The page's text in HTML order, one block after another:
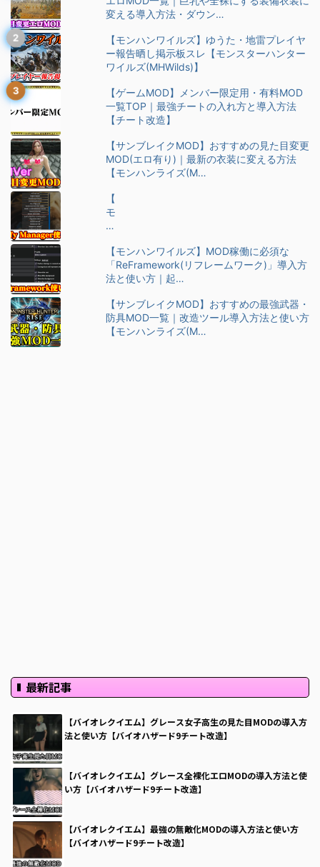
変える導入方法・ダウン…
【モンハンワイルズ】ゆうた・地雷プレイヤ
ー報告晒し掲示板スレ【モンスターハンター
ワイルズ(MHWilds)】
【ゲームMOD】メンバー限定用・有料MOD
一覧TOP｜最強チートの入れ方と導入方法
【チート改造】
【サンブレイクMOD】おすすめの見た目変更
MOD(エロ有り)｜最新の衣装に変える方法
【モンハンライズ(M…
【
モ
ン
ン
ワ
イ
ズ
】
M
【モンハンワイルズ】MOD稼働に必須な
「ReFramework(リフレームワーク)」導入方
法と使い方｜起…
【サンブレイクMOD】おすすめの最強武器・
防具MOD一覧｜改造ツール導入方法と使い方
【モンハンライズ(M…
最新記事
【バイオレクイエム】グレース女子高生の見た目MODの導入方
法と使い方【バイオハザード9チート改造】
【バイオレクイエム】グレース全裸化エロMODの導入方法と使
い方【バイオハザード9チート改造】
【バイオレクイエム】最強の無敵化MODの導入方法と使い方
【バイオハザード9チート改造】